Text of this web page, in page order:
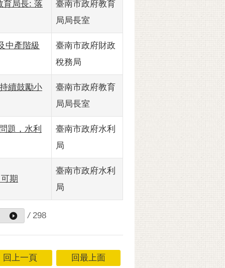
育局長: 落
臺南市政府教育
局局長室
中產階級
臺南市政府財政
稅務局
續鼓勵小
臺南市政府教育
局局長室
題，水利
臺南市政府水利
局
期
臺南市政府水利
局
/ 298
回上一頁 回最上面